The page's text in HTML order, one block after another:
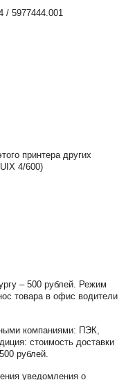
/ 5977444.001
принтера других
4/600)
– 500 рублей. Режим
товара в офис водители
компаниями: ПЭК,
стоимость доставки
рублей.
уведомления о